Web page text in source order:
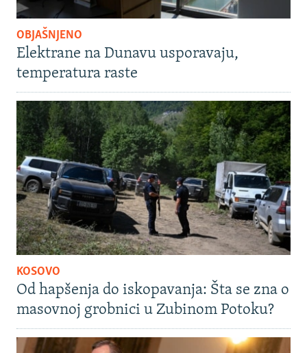
OBJAŠNJENO
Elektrane na Dunavu usporavaju,
temperatura raste
KOSOVO
Od hapšenja do iskopavanja: Šta se zna o
masovnoj grobnici u Zubinom Potoku?